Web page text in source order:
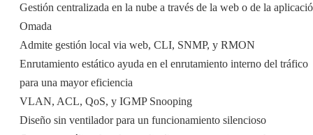
Gestión centralizada en la nube a través de la web o de la
Omada
Admite gestión local via web, CLI, SNMP, y RMON
Enrutamiento estático ayuda en el enrutamiento interno del tráfico
para una mayor eficiencia
VLAN, ACL, QoS, y IGMP Snooping
Diseño sin ventilador para un funcionamiento silencioso